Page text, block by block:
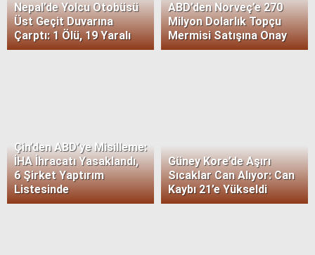
Nepal’de Yolcu Otobüsü
Üst Geçit Duvarına
Çarptı: 1 Ölü, 19 Yaralı
ABD’den Norveç’e 270
Milyon Dolarlık Topçu
Mermisi Satışına Onay
Çin’den ABD’ye Misilleme:
İHA İhracatı Yasaklandı,
6 Şirket Yaptırım
Listesinde
Güney Kore’de Aşırı
Sıcaklar Can Alıyor: Can
Kaybı 21’e Yükseldi